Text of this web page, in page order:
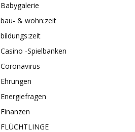
Babygalerie
bau- & wohn:zeit
bildungs:zeit
Casino -Spielbanken
Coronavirus
Ehrungen
Energiefragen
Finanzen
FLÜCHTLINGE